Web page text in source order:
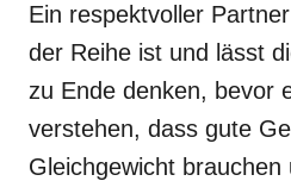
Ein respektvoller
der Reihe ist und lässt
zu Ende denken, bevor
verstehen, dass gute
Gleichgewicht brauchen